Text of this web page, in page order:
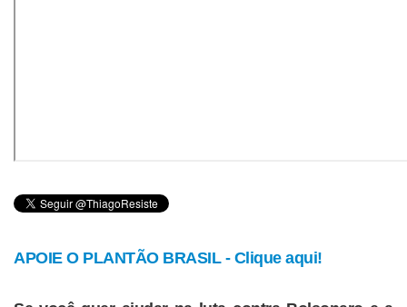
APOIE O PLANTÃO BRASIL - Clique aqui!